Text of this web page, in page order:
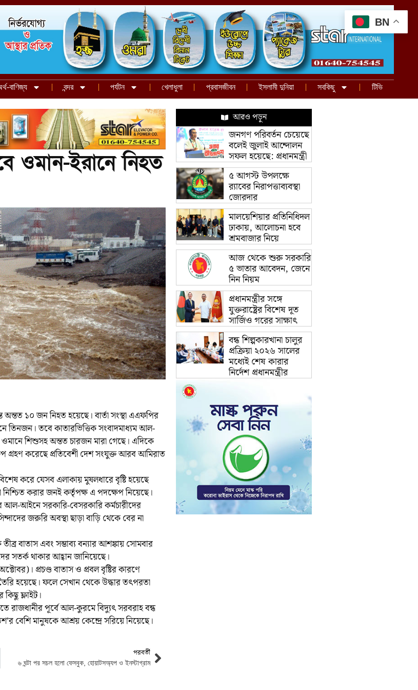
বাণিজ্য বন্দর পর্যটন খেলাধুলা প্রবাসজীবন ইসলামী দুনিয়া সবকিছু টিভি
ওমান-ইরানে নিহত
অন্তত ১০ জন নিহত হয়েছে। বার্তা সংস্থা এএফপির
তিনজন। তবে কাতারভিত্তিক সংবাদমাধ্যম আল-
শিশুসহ অন্তত চারজন মারা গেছে। এদিকে
গ্রহণ করেছে প্রতিবেশী দেশ সংযুক্ত আরব আমিরাত
করে যেসব এলাকায় মুষলধারে বৃষ্টি হয়েছে
করার জনই কর্তৃপক্ষ এ পদক্ষেপ নিয়েছে।
আল-আইনে সরকারি-বেসরকারি কর্মচারীদের
জরুরি অবস্থা ছাড়া বাড়ি থেকে বের না
বাতাস এবং সম্ভাব্য বন্যার আশঙ্কায় সোমবার
সতর্ক থাকার আহ্বান জানিয়েছে।
প্রচণ্ড বাতাস ও প্রবল বৃষ্টির কারণে
হয়েছে। ফলে সেখান থেকে উদ্ধার তৎপরতা
কিছু ফ্লাইট।
রাজধানীর পূর্বে আল-কুরমে বিদ্যুৎ সরবরাহ বন্ধ
বেশি মানুষকে আশ্রয় কেন্দ্রে সরিয়ে নিয়েছে।
পরবর্তী
৬ ঘন্টা পর সচল হলো ফেসবুক, হোয়াটসঅ্যপ ও ইনস্টাগ্রাম
আরও পড়ুন
জনগণ পরিবর্তন চেয়েছে
বলেই জুলাই আন্দোলন
সফল হয়েছে: প্রধানমন্ত্রী
৫ আগস্ট উপলক্ষে
র‌্যাবের নিরাপত্তাব্যবস্থা
জোরদার
মালয়েশিয়ার প্রতিনিধিদল
ঢাকায়, আলোচনা হবে
শ্রমবাজার নিয়ে
আজ থেকে শুরু সরকারি
৫ ভাতার আবেদন, জেনে
নিন নিয়ম
প্রধানমন্ত্রীর সঙ্গে
যুক্তরাষ্ট্রের বিশেষ দূত
সার্জিও গরের সাক্ষাৎ
বন্ধ শিল্পকারখানা চালুর
প্রক্রিয়া ২০২৬ সালের
মধ্যেই শেষ কারার
নির্দেশ প্রধানমন্ত্রীর
BN